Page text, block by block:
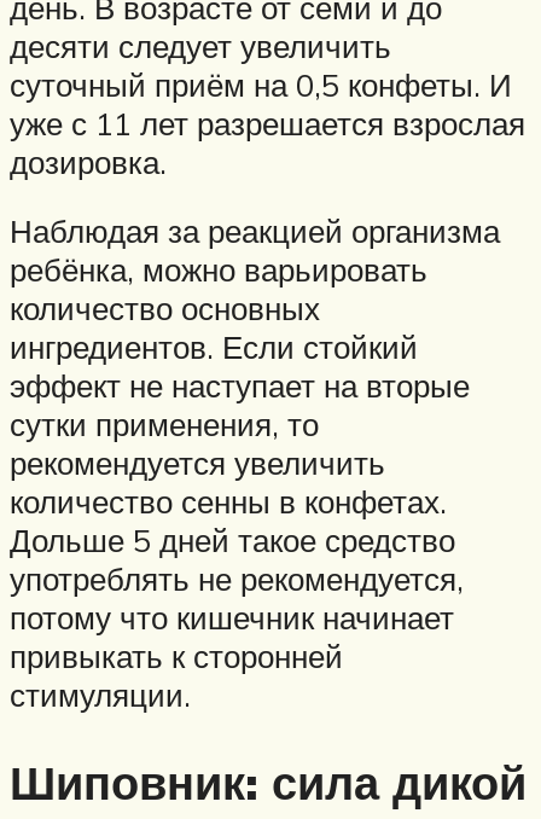
десяти следует увеличить
суточный приём на 0,5 конфеты. И
уже с 11 лет разрешается взрослая
дозировка.
Наблюдая за реакцией организма
ребёнка, можно варьировать
количество основных
ингредиентов. Если стойкий
эффект не наступает на вторые
сутки применения, то
рекомендуется увеличить
количество сенны в конфетах.
Дольше 5 дней такое средство
употреблять не рекомендуется,
потому что кишечник начинает
привыкать к сторонней
стимуляции.
Шиповник: сила дикой